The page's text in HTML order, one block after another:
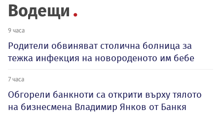
Водещи
9 часа
Родители обвиняват столична болница за
тежка инфекция на новороденото им бебе
7 часа
Обгорели банкноти са открити върху тялото
на бизнесмена Владимир Янков от Банкя